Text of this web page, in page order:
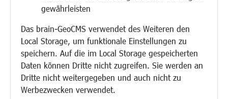
gewährleisten
Das brain-GeoCMS verwendet des Weiteren den
Local Storage, um funktionale Einstellungen zu
speichern. Auf die im Local Storage gespeicherten
Daten können Dritte nicht zugreifen. Sie werden an
Dritte nicht weitergegeben und auch nicht zu
Werbezwecken verwendet.
Bebauungsplanung
Verkehr/Mobilität
Glasfaserausbau
Aktuelle Baustellen
Paddelteich
CINDY S